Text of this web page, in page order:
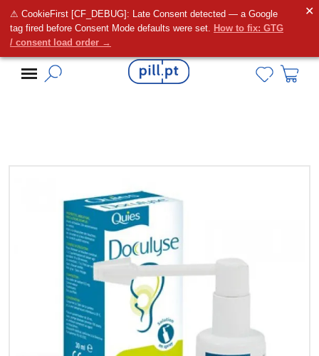
⚠ CookieFirst [CF_DEBUG]: Late Consent detected — a Google
tag fired before Consent Mode defaults were set. How to fix: GTG
/ consent load order →
✕
Alguma dúvida?